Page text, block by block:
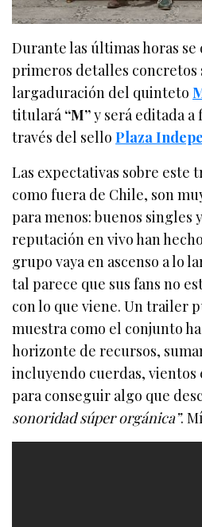
Durante las últimas horas
primeros detalles concretos
largaduración del quinteto
titulará “M”y será editada a
través del selloPlaza
Las expectativas sobre este
como fuera de Chile, son
para menos: buenos singles
reputación en vivo han
grupo vaya en ascenso a lo
tal parece que sus fans no
con lo que viene. Un trailer
muestra como el conjunto
horizonte de recursos,
incluyendo cuerdas, vientos
para conseguir algo que
sonoridad súper orgánica”.